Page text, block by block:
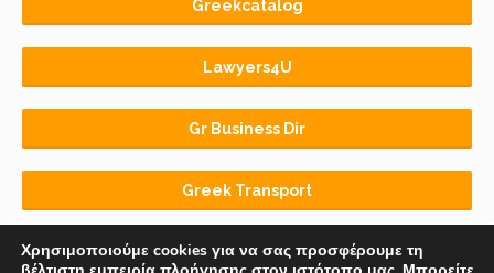
Greekcatalog
Lawyers4U
Gr Business Dir
Greek Transport
Χρησιμοποιούμε cookies για να σας προσφέρουμε τη